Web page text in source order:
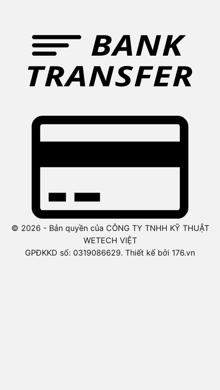
© 2026 - Bản quyền của CÔNG TY TNHH KỸ THUẬT
WETECH VIỆT
GPĐKKD số: 0319086629. Thiết kế bởi 176.vn